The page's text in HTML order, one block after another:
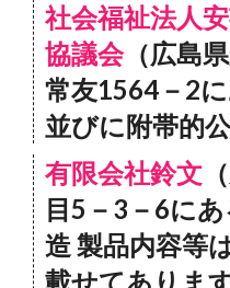
社会福祉法人
協議会（広島
常友1564－2
並びに附帯的
有限会社鈴文
目5－3－6に
造 製品内容等
載せてありま